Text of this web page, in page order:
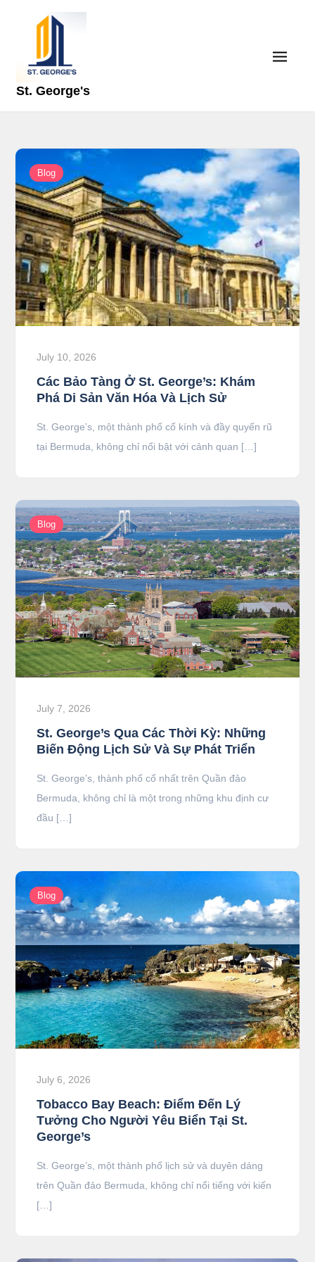
St. George's
Blog
July 10, 2026
Các Bảo Tàng Ở St. George’s: Khám
Phá Di Sản Văn Hóa Và Lịch Sử
St. George’s, một thành phố cổ kính và đầy quyến rũ
tại Bermuda, không chỉ nổi bật với cảnh quan […]
Blog
July 7, 2026
St. George’s Qua Các Thời Kỳ: Những
Biến Động Lịch Sử Và Sự Phát Triển
St. George’s, thành phố cổ nhất trên Quần đảo
Bermuda, không chỉ là một trong những khu định cư
đầu […]
Blog
July 6, 2026
Tobacco Bay Beach: Điểm Đến Lý
Tưởng Cho Người Yêu Biển Tại St.
George’s
St. George’s, một thành phố lịch sử và duyên dáng
trên Quần đảo Bermuda, không chỉ nổi tiếng với kiến
[…]